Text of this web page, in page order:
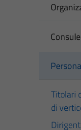
Titolari
di